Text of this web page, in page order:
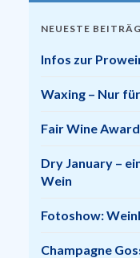
NEUESTE
Infos zur
Waxing – Nur
Fair Wine Award
Dry January –
Wein
Fotoshow:
Champagne